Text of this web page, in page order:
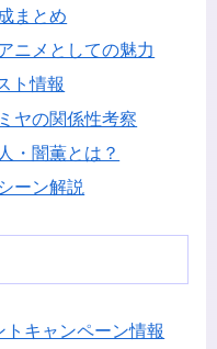
まとめ
ニメとしての魅力
ト情報
ヤの関係性考察
・闇薫とは？
ーン解説
キャンペーン情報